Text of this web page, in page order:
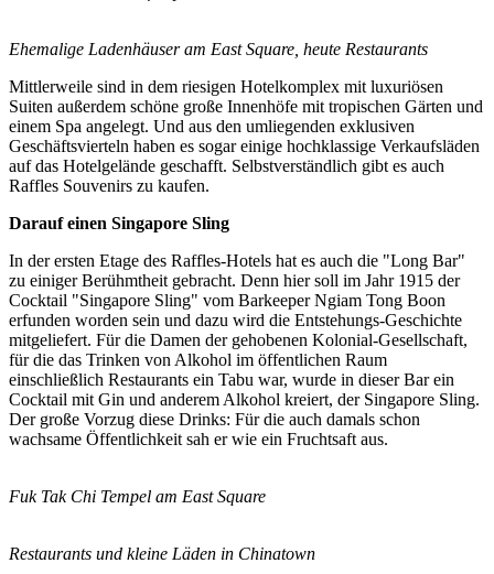
Ehemalige Ladenhäuser am East Square, heute Restaurants
Mittlerweile sind in dem riesigen Hotelkomplex mit luxuriösen
Suiten außerdem schöne große Innenhöfe mit tropischen Gärten und
einem Spa angelegt. Und aus den umliegenden exklusiven
Geschäftsvierteln haben es sogar einige hochklassige Verkaufsläden
auf das Hotelgelände geschafft. Selbstverständlich gibt es auch
Raffles Souvenirs zu kaufen.
Darauf einen Singapore Sling
In der ersten Etage des Raffles-Hotels hat es auch die "Long Bar"
zu einiger Berühmtheit gebracht. Denn hier soll im Jahr 1915 der
Cocktail "Singapore Sling" vom Barkeeper Ngiam Tong Boon
erfunden worden sein und dazu wird die Entstehungs-Geschichte
mitgeliefert. Für die Damen der gehobenen Kolonial-Gesellschaft,
für die das Trinken von Alkohol im öffentlichen Raum
einschließlich Restaurants ein Tabu war, wurde in dieser Bar ein
Cocktail mit Gin und anderem Alkohol kreiert, der Singapore Sling.
Der große Vorzug diese Drinks: Für die auch damals schon
wachsame Öffentlichkeit sah er wie ein Fruchtsaft aus.
Fuk Tak Chi Tempel am East Square
Restaurants und kleine Läden in Chinatown